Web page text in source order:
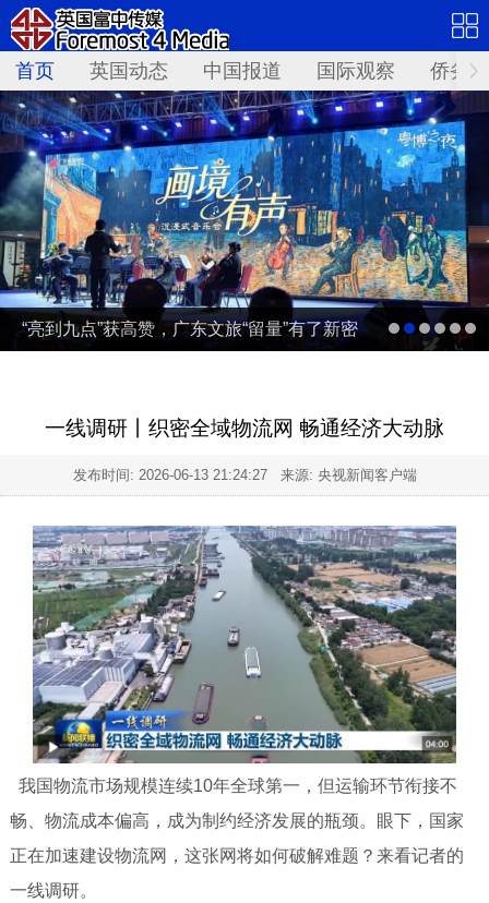
首页 英国动态 中国报道 国际观察 侨务
“亮到九点”获高赞，广东文旅“留量”有了新密
一线调研丨织密全域物流网 畅通经济大动脉
发布时间: 2026-06-13 21:24:27来源: 央视新闻客户端
我国物流市场规模连续10年全球第一，但运输环节衔接不
畅、物流成本偏高，成为制约经济发展的瓶颈。眼下，国家
正在加速建设物流网，这张网将如何破解难题？来看记者的
一线调研。